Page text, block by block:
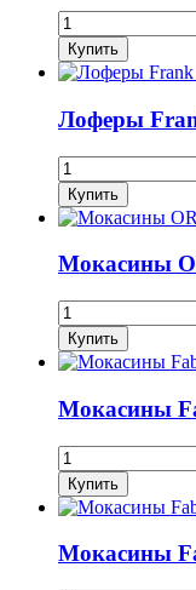
Лоферы
Мокасины
Мокасины
Мокасины